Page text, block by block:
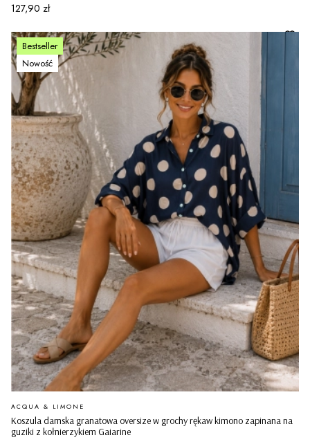
Cena
127,90 zł
Bestseller
Nowość
Koszula damska granatowa oversize w grochy rękaw kimono zapinana na
guziki z kołnierzykiem Gaiarine
PRODUCENT
ACQUA & LIMONE